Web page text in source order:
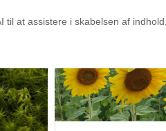
til at assistere i skabelsen af